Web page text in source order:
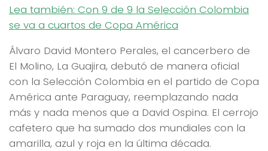
Lea también: Con 9 de 9 la Selección Colombia
se va a cuartos de Copa América
Álvaro David Montero Perales, el cancerbero de
El Molino, La Guajira, debutó de manera oficial
con la Selección Colombia en el partido de Copa
América ante Paraguay, reemplazando nada
más y nada menos que a David Ospina. El cerrojo
cafetero que ha sumado dos mundiales con la
amarilla, azul y roja en la última década.